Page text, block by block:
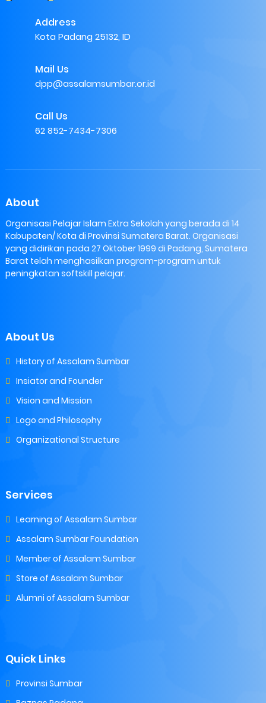
Address
Kota Padang 25132, ID
Mail Us
dpp@assalamsumbar.or.id
Call Us
62 852-7434-7306
About
Organisasi Pelajar Islam Extra Sekolah yang berada di 14
Kabupaten/ Kota di Provinsi Sumatera Barat. Organisasi
yang didirikan pada 27 Oktober 1999 di Padang, Sumatera
Barat telah menghasilkan program-program untuk
peningkatan softskill pelajar.
About Us
History of Assalam Sumbar
Insiator and Founder
Vision and Mission
Logo and Philosophy
Organizational Structure
Services
Learning of Assalam Sumbar
Assalam Sumbar Foundation
Member of Assalam Sumbar
Store of Assalam Sumbar
Alumni of Assalam Sumbar
Quick Links
Provinsi Sumbar